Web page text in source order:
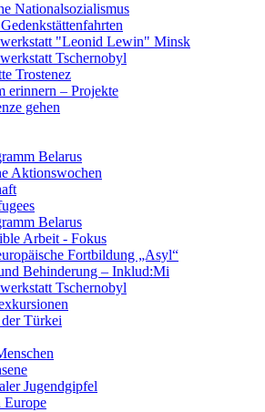
Nationalsozialismus
"Leonid Lewin" Minsk
Tschernobyl
Trostenez
erinnern – Projekte
gehen
Belarus
Aktionswochen
Belarus
Arbeit - Fokus
Fortbildung „Asyl“
Behinderung – Inklud:Mi
Tschernobyl
Türkei
Jugendgipfel
Europe